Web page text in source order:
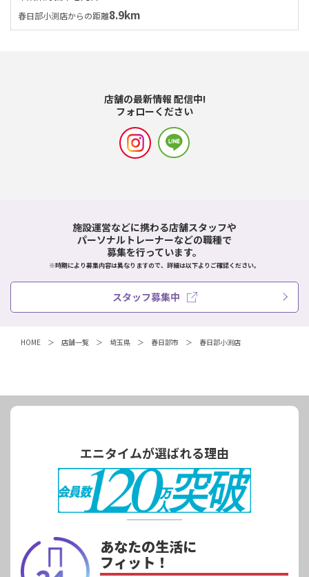
春日部小渕店からの距離8.9km
店舗の最新情報 配信中!
フォローください
施設運営などに携わる店舗スタッフや
パーソナルトレーナーなどの職種で
募集を行っています。
※時期により募集内容は異なりますので、詳細は以下よりご確認ください。
スタッフ募集中
HOME 店舗一覧 埼玉県 春日部市 春日部小渕店
エニタイムが選ばれる理由
あなたの生活に
フィット！